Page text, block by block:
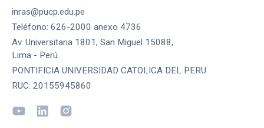
inras@pucp.edu.pe
Teléfono: 626-2000 anexo 4736
Av. Universitaria 1801, San Miguel 15088,
Lima - Perú
PONTIFICIA UNIVERSIDAD CATOLICA DEL PERU
RUC: 20155945860